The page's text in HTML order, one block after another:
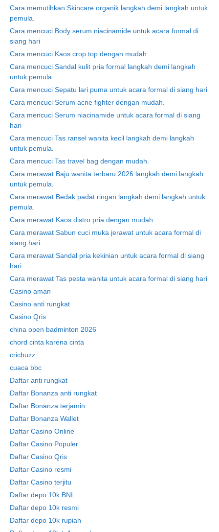
Cara memutihkan Skincare organik langkah demi langkah untuk
pemula.
Cara mencuci Body serum niacinamide untuk acara formal di
siang hari
Cara mencuci Kaos crop top dengan mudah.
Cara mencuci Sandal kulit pria formal langkah demi langkah
untuk pemula.
Cara mencuci Sepatu lari puma untuk acara formal di siang hari
Cara mencuci Serum acne fighter dengan mudah.
Cara mencuci Serum niacinamide untuk acara formal di siang
hari
Cara mencuci Tas ransel wanita kecil langkah demi langkah
untuk pemula.
Cara mencuci Tas travel bag dengan mudah.
Cara merawat Baju wanita terbaru 2026 langkah demi langkah
untuk pemula.
Cara merawat Bedak padat ringan langkah demi langkah untuk
pemula.
Cara merawat Kaos distro pria dengan mudah.
Cara merawat Sabun cuci muka jerawat untuk acara formal di
siang hari
Cara merawat Sandal pria kekinian untuk acara formal di siang
hari
Cara merawat Tas pesta wanita untuk acara formal di siang hari
Casino aman
Casino anti rungkat
Casino Qris
china open badminton 2026
chord cinta karena cinta
cricbuzz
cuaca bbc
Daftar anti rungkat
Daftar Bonanza anti rungkat
Daftar Bonanza terjamin
Daftar Bonanza Wallet
Daftar Casino Online
Daftar Casino Populer
Daftar Casino Qris
Daftar Casino resmi
Daftar Casino terjitu
Daftar depo 10k BNI
Daftar depo 10k resmi
Daftar depo 10k rupiah